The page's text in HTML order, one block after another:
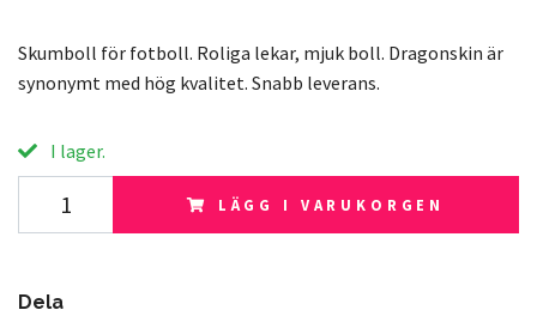
Skumboll för fotboll. Roliga lekar, mjuk boll. Dragonskin är
synonymt med hög kvalitet. Snabb leverans.
I lager.
LÄGG I VARUKORGEN
Dela